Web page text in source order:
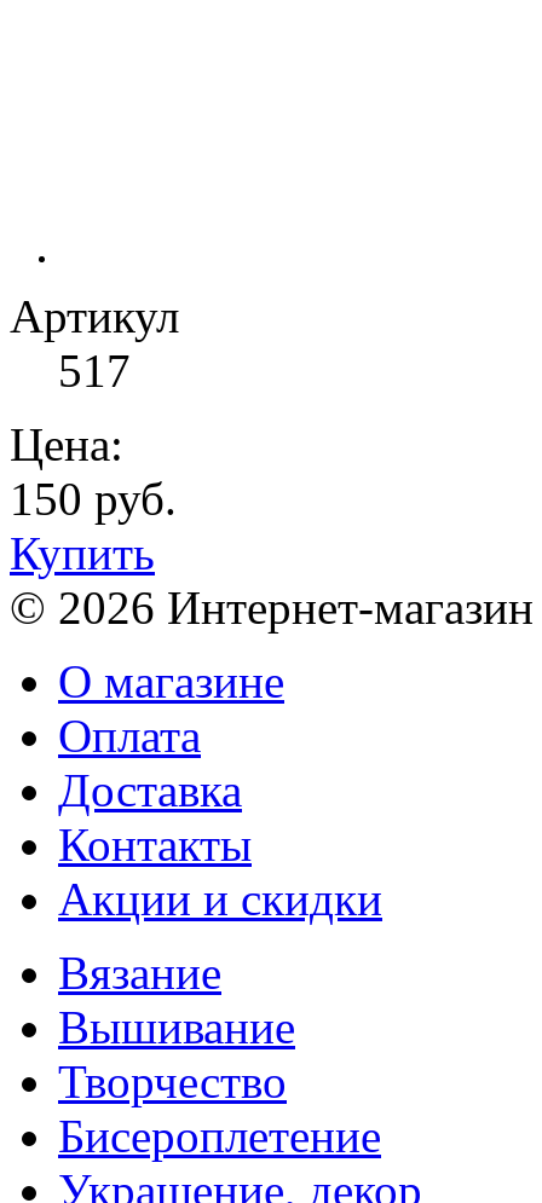
Артикул
517
Цена:
150 руб.
Купить
© 2026 Интернет-
О магазине
Оплата
Доставка
Контакты
Акции и скидки
Вязание
Вышивание
Творчество
Бисероплетение
Украшение, декор